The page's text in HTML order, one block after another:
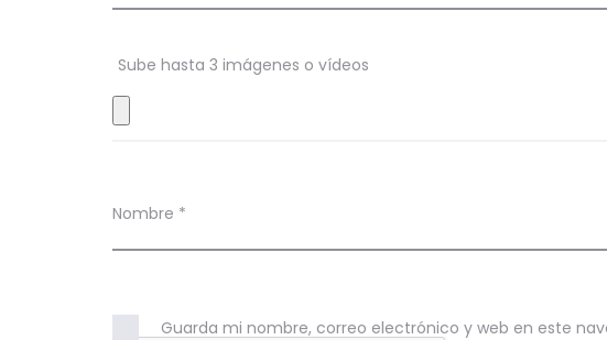
n
e
Sube hasta 3 imágenes o vídeos
Nombre *
Guarda mi nombre, correo electrónico y web en este